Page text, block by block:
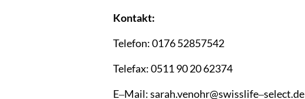
Kontakt:
Telefon: 0176 52857542
Telefax: 0511 90 20 62374
E‒Mail: sarah.venohr@swisslife‒select.de